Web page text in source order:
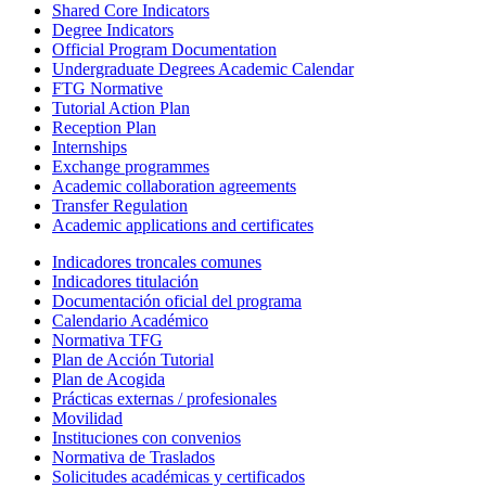
Shared Core Indicators
Degree Indicators
Official Program Documentation
Undergraduate Degrees Academic Calendar
FTG Normative
Tutorial Action Plan
Reception Plan
Internships
Exchange programmes
Academic collaboration agreements
Transfer Regulation
Academic applications and certificates
Indicadores troncales comunes
Indicadores titulación
Documentación oficial del programa
Calendario Académico
Normativa TFG
Plan de Acción Tutorial
Plan de Acogida
Prácticas externas / profesionales
Movilidad
Instituciones con convenios
Normativa de Traslados
Solicitudes académicas y certificados